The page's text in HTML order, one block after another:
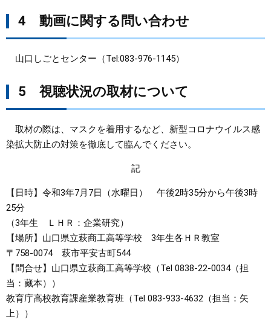
4 動画に関する問い合わせ
山口しごとセンター（Tel:083-976-1145）
5 視聴状況の取材について
取材の際は、マスクを着用するなど、新型コロナウイルス感
染拡大防止の対策を徹底して臨んでください。
記
【日時】令和3年7月7日（水曜日） 午後2時35分から午後3時
25分
（3年生 ＬＨＲ：企業研究）
【場所】山口県立萩商工高等学校 3年生各ＨＲ教室
〒758-0074 萩市平安古町544
【問合せ】山口県立萩商工高等学校（Tel 0838-22-0034（担
当：藏本））
教育庁高校教育課産業教育班（Tel 083-933-4632（担当：矢
上））